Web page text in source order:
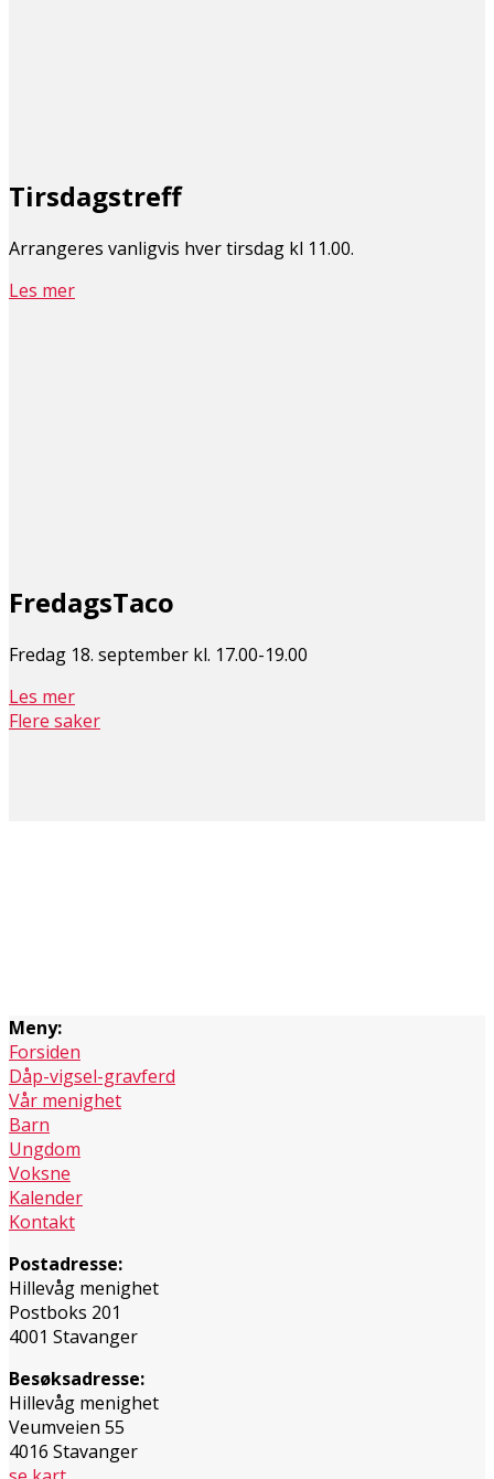
Tirsdagstreff
Arrangeres vanligvis hver tirsdag kl 11.00.
Les mer
FredagsTaco
Fredag 18. september kl. 17.00-19.00
Les mer
Flere saker
Meny:
Forsiden
Dåp-vigsel-gravferd
Vår menighet
Barn
Ungdom
Voksne
Kalender
Kontakt
Postadresse:
Hillevåg menighet
Postboks 201
4001 Stavanger
Besøksadresse:
Hillevåg menighet
Veumveien 55
4016 Stavanger